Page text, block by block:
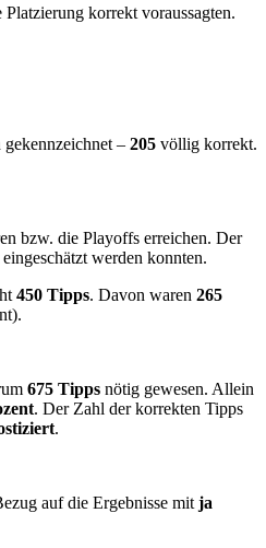
korrekt voraussagten.
– 205 völlig korrekt.
bzw. die Playoffs erreichen. Der
werden konnten.
450 Tipps. Davon waren 265
675 Tipps nötig gewesen. Allein
. Der Zahl der korrekten Tipps
.
auf die Ergebnisse mit ja